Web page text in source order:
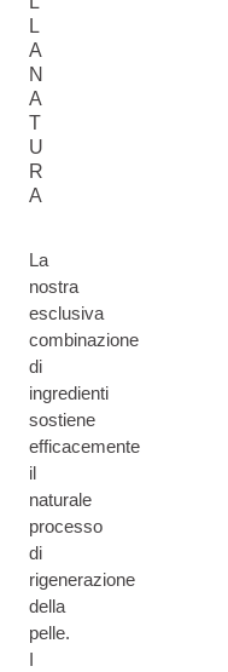
L
A
N
A
T
U
R
A
La
nostra
esclusiva
combinazione
di
ingredienti
sostiene
efficacemente
il
naturale
processo
di
rigenerazione
della
pelle.
I